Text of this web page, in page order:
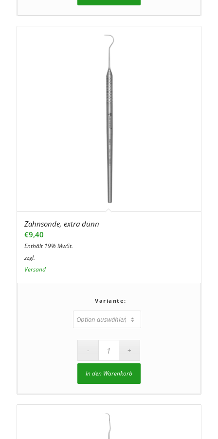
Zahnsonde, extra dünn
€9,40
Enthält 19% MwSt.
zzgl.
Versand
Variante:
In den Warenkorb